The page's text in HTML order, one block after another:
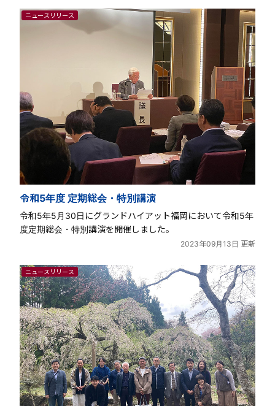
ニュースリリース
令和5年度 定期総会・特別講演
令和5年5月30日にグランドハイアット福岡において令和5年
度定期総会・特別講演を開催しました。
2023年09月13日 更新
ニュースリリース